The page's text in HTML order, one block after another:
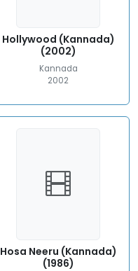
Hollywood (Kannada)
(2002)
Kannada
2002
Hosa Neeru (Kannada)
(1986)